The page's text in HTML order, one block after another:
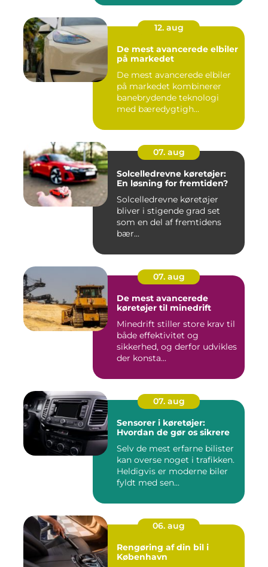
12. aug
De mest avancerede elbiler
på markedet
De mest avancerede elbiler
på markedet kombinerer
banebrydende teknologi
med bæredygtigh...
07. aug
Solcelledrevne køretøjer:
En løsning for fremtiden?
Solcelledrevne køretøjer
bliver i stigende grad set
som en del af fremtidens
bær...
07. aug
De mest avancerede
køretøjer til minedrift
Minedrift stiller store krav til
både effektivitet og
sikkerhed, og derfor udvikles
der konsta...
07. aug
Sensorer i køretøjer:
Hvordan de gør os sikrere
Selv de mest erfarne bilister
kan overse noget i trafikken.
Heldigvis er moderne biler
fyldt med sen...
06. aug
Rengøring af din bil i
København